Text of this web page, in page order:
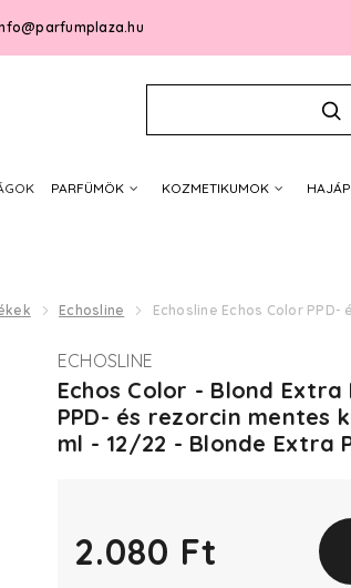
PARFÜMÖK KOZMETIKUMOK
Echosline Echosline Echos Color
ECHOSLINE
Echos Color - Blond
PPD- és rezorcin mentes
ml - 12/22 - Blonde Extra
2.080 Ft